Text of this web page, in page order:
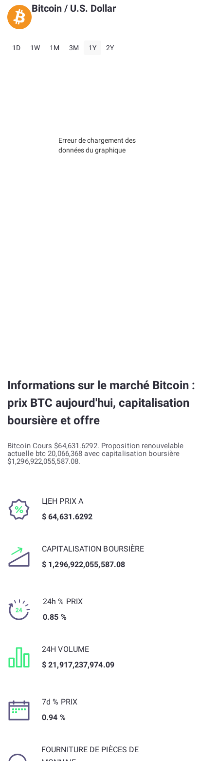
Bitcoin / U.S. Dollar
1D 1W 1M 3M 1Y 2Y
Erreur de chargement des
données du graphique
Informations sur le marché Bitcoin :
prix BTC aujourd'hui, capitalisation
boursière et offre
Bitcoin Cours $64,631.6292. Proposition renouvelable
actuelle btc 20,066,368 avec capitalisation boursière
$1,296,922,055,587.08.
ЦЕН PRIX А
$ 64,631.6292
CAPITALISATION BOURSIÈRE
$ 1,296,922,055,587.08
24h % PRIX
0.85 %
24H VOLUME
$ 21,917,237,974.09
7d % PRIX
0.94 %
FOURNITURE DE PIÈCES DE